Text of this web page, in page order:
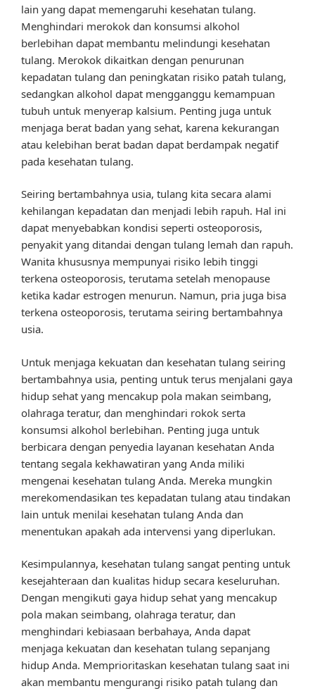
lain yang dapat memengaruhi kesehatan tulang.
Menghindari merokok dan konsumsi alkohol
berlebihan dapat membantu melindungi kesehatan
tulang. Merokok dikaitkan dengan penurunan
kepadatan tulang dan peningkatan risiko patah tulang,
sedangkan alkohol dapat mengganggu kemampuan
tubuh untuk menyerap kalsium. Penting juga untuk
menjaga berat badan yang sehat, karena kekurangan
atau kelebihan berat badan dapat berdampak negatif
pada kesehatan tulang.
Seiring bertambahnya usia, tulang kita secara alami
kehilangan kepadatan dan menjadi lebih rapuh. Hal ini
dapat menyebabkan kondisi seperti osteoporosis,
penyakit yang ditandai dengan tulang lemah dan rapuh.
Wanita khususnya mempunyai risiko lebih tinggi
terkena osteoporosis, terutama setelah menopause
ketika kadar estrogen menurun. Namun, pria juga bisa
terkena osteoporosis, terutama seiring bertambahnya
usia.
Untuk menjaga kekuatan dan kesehatan tulang seiring
bertambahnya usia, penting untuk terus menjalani gaya
hidup sehat yang mencakup pola makan seimbang,
olahraga teratur, dan menghindari rokok serta
konsumsi alkohol berlebihan. Penting juga untuk
berbicara dengan penyedia layanan kesehatan Anda
tentang segala kekhawatiran yang Anda miliki
mengenai kesehatan tulang Anda. Mereka mungkin
merekomendasikan tes kepadatan tulang atau tindakan
lain untuk menilai kesehatan tulang Anda dan
menentukan apakah ada intervensi yang diperlukan.
Kesimpulannya, kesehatan tulang sangat penting untuk
kesejahteraan dan kualitas hidup secara keseluruhan.
Dengan mengikuti gaya hidup sehat yang mencakup
pola makan seimbang, olahraga teratur, dan
menghindari kebiasaan berbahaya, Anda dapat
menjaga kekuatan dan kesehatan tulang sepanjang
hidup Anda. Memprioritaskan kesehatan tulang saat ini
akan membantu mengurangi risiko patah tulang dan